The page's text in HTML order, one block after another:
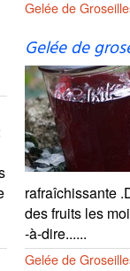
Gelée de
Gelée de
rafraîchissante
des fruits les
-à-dire......
Gelée de